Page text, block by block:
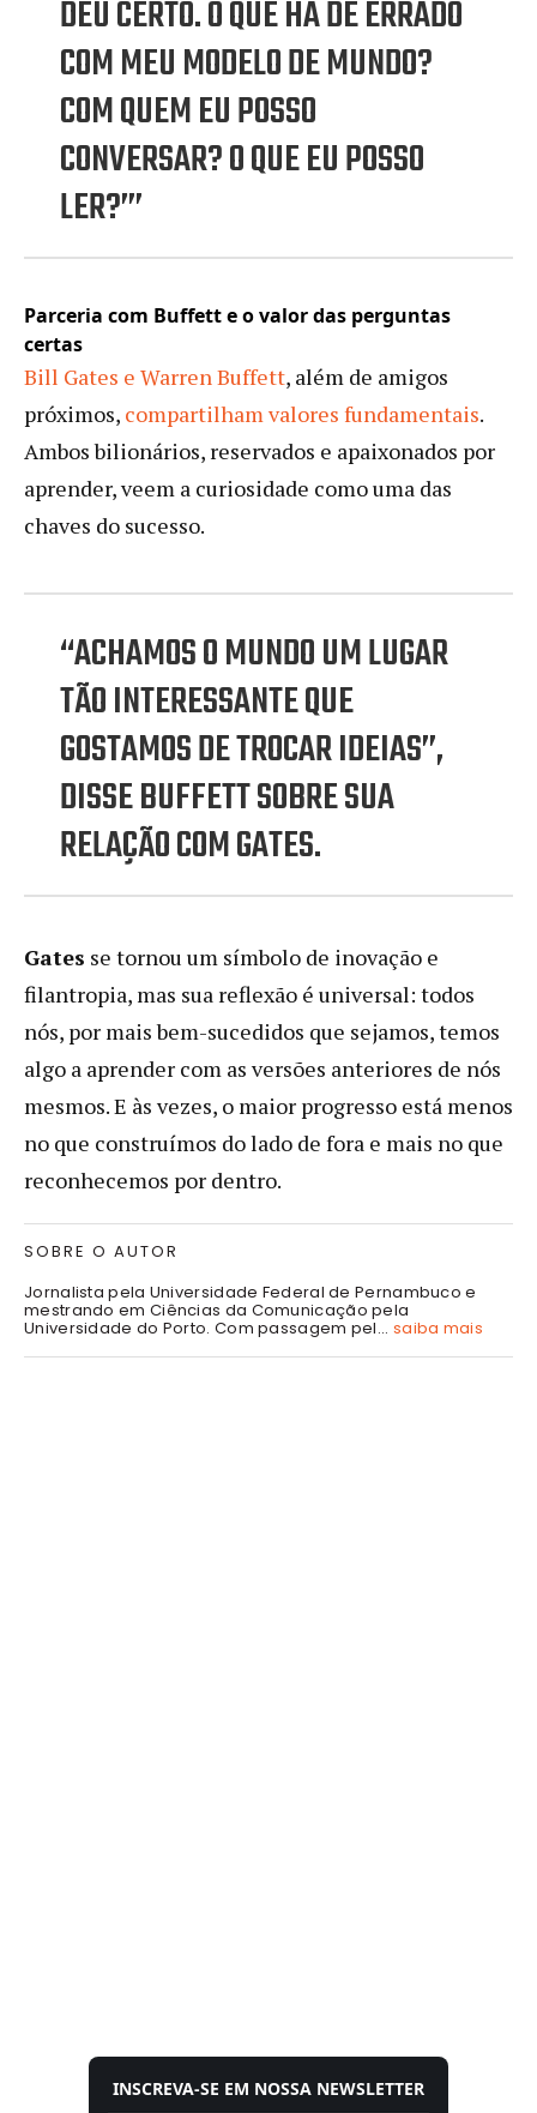
DEU CERTO. O QUE HÁ DE ERRADO
COM MEU MODELO DE MUNDO?
COM QUEM EU POSSO
CONVERSAR? O QUE EU POSSO
LER?’”
Parceria com Buffett e o valor das perguntas
certas
Bill Gates e Warren Buffett, além de amigos
próximos, compartilham valores fundamentais.
Ambos bilionários, reservados e apaixonados por
aprender, veem a curiosidade como uma das
chaves do sucesso.
“ACHAMOS O MUNDO UM LUGAR
TÃO INTERESSANTE QUE
GOSTAMOS DE TROCAR IDEIAS”,
DISSE BUFFETT SOBRE SUA
RELAÇÃO COM GATES.
Gates se tornou um símbolo de inovação e
filantropia, mas sua reflexão é universal: todos
nós, por mais bem-sucedidos que sejamos, temos
algo a aprender com as versões anteriores de nós
mesmos. E às vezes, o maior progresso está menos
no que construímos do lado de fora e mais no que
reconhecemos por dentro.
SOBRE O AUTOR
Jornalista pela Universidade Federal de Pernambuco e
mestrando em Ciências da Comunicação pela
Universidade do Porto. Com passagem pel... saiba mais
INSCREVA-SE EM NOSSA NEWSLETTER